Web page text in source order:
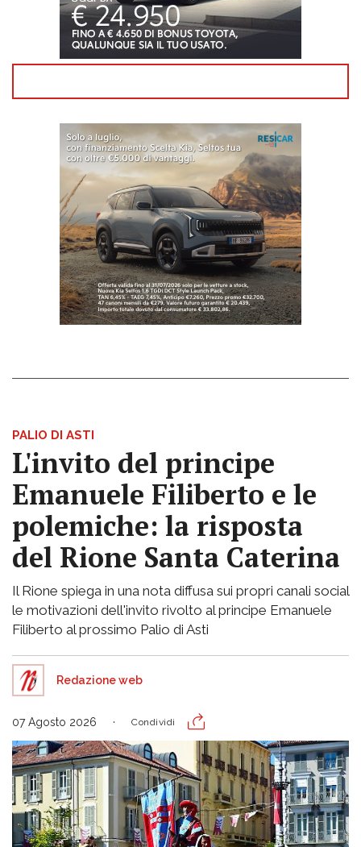
PALIO DI ASTI
L'invito del principe
Emanuele Filiberto e le
polemiche: la risposta
del Rione Santa Caterina
Il Rione spiega in una nota diffusa sui propri canali social
le motivazioni dell'invito rivolto al principe Emanuele
Filiberto al prossimo Palio di Asti
Redazione web
07 Agosto 2026 Condividi